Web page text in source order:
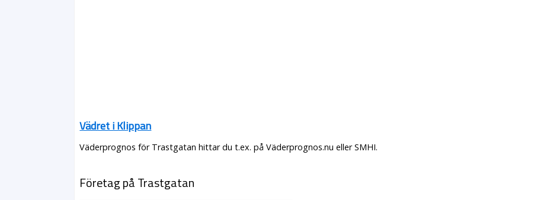
Vädret i Klippan
Väderprognos för Trastgatan hittar du t.ex. på Väderprognos.nu eller SMHI.
Företag på Trastgatan